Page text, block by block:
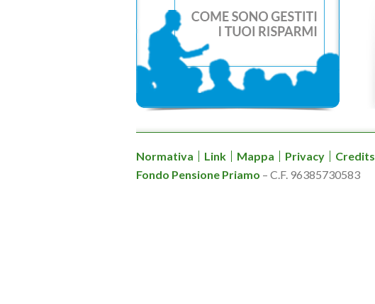
Normativa Link Mappa Privacy Credits
Fondo Pensione Priamo – C.F. 96385730583